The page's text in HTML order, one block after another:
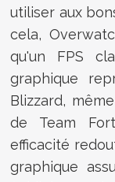
utiliser aux
cela,
qu'un FPS
graphique
Blizzard,
de Team
efficacité
graphique